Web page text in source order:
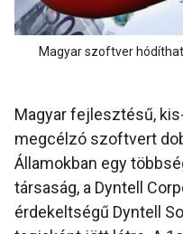
Magyar szoftver
Magyar fejlesztésű,
megcélzó szoftvert
Államokban egy
társaság, a Dyntell
érdekeltségű Dyntell